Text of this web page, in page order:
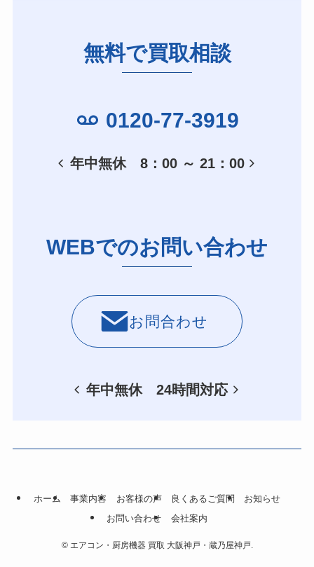
無料で買取相談
0120-77-3919
年中無休 8：00 ～ 21：00
WEBでのお問い合わせ
お問合わせ
年中無休 24時間対応
ホーム 事業内容 お客様の声 良くあるご質問
お知らせ
お問い合わせ
会社案内
©エアコン・厨房機器 買取 大阪神戸・蔵乃屋神戸.